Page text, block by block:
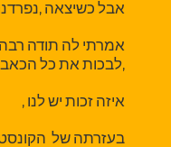
אבל כשיצאה
אמרתי לה תודה רבה
,לבכות את כל הכאב
איזה זכות יש לנו ,
בעזרתה של